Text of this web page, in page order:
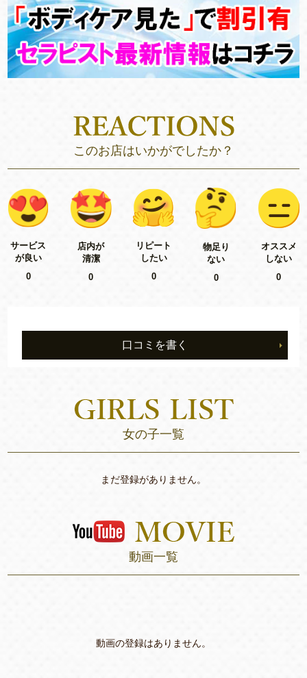
このお店はいかがでしたか？
サービス
が良い
0
店内が
清潔
0
リピート
したい
0
物足り
ない
0
オススメ
しない
0
口コミを書く
女の子一覧
まだ登録がありません。
動画一覧
動画の登録はありません。